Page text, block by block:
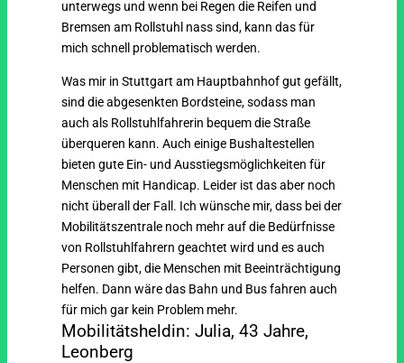
unterwegs und wenn bei Regen die Reifen und
Bremsen am Rollstuhl nass sind, kann das für
mich schnell problematisch werden.
Was mir in Stuttgart am Hauptbahnhof gut gefällt,
sind die abgesenkten Bordsteine, sodass man
auch als Rollstuhlfahrerin bequem die Straße
überqueren kann. Auch einige Bushaltestellen
bieten gute Ein- und Ausstiegsmöglichkeiten für
Menschen mit Handicap. Leider ist das aber noch
nicht überall der Fall. Ich wünsche mir, dass bei der
Mobilitätszentrale noch mehr auf die Bedürfnisse
von Rollstuhlfahrern geachtet wird und es auch
Personen gibt, die Menschen mit Beeinträchtigung
helfen. Dann wäre das Bahn und Bus fahren auch
für mich gar kein Problem mehr.
Mobilitätsheldin:Julia,43 Jahre,
Leonberg